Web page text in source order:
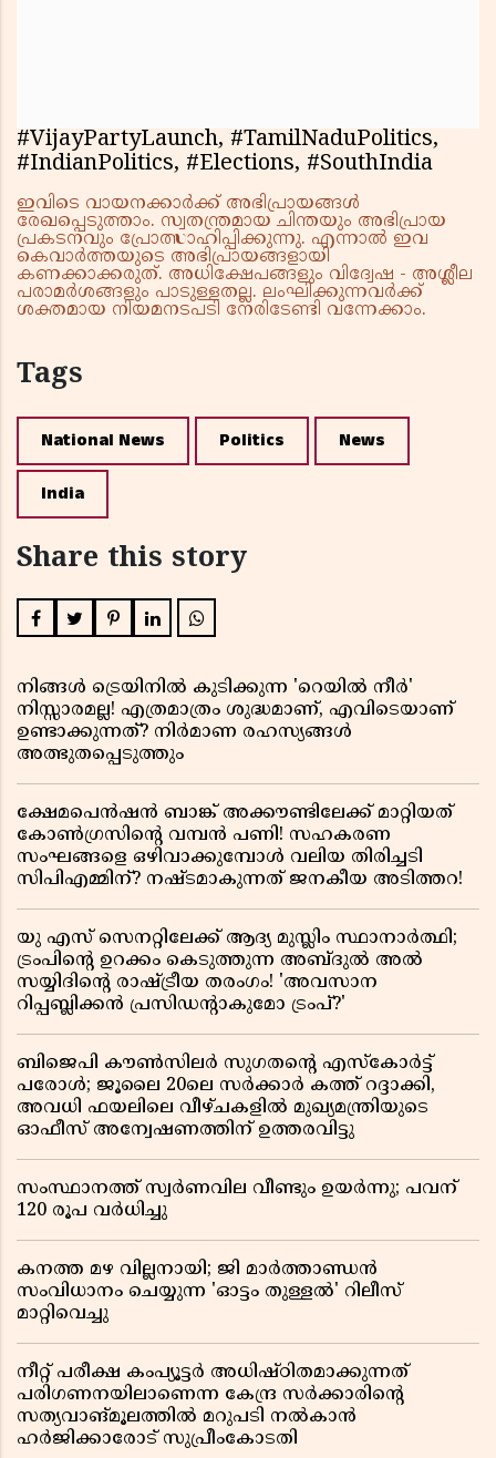
#VijayPartyLaunch, #TamilNaduPolitics,
#IndianPolitics, #Elections, #SouthIndia
ഇവിടെ വായനക്കാർക്ക് അഭിപ്രായങ്ങൾ
രേഖപ്പെടുത്താം. സ്വതന്ത്രമായ ചിന്തയും അഭിപ്രായ
പ്രകടനവും പ്രോത്സാഹിപ്പിക്കുന്നു. എന്നാൽ ഇവ
കെവാർത്തയുടെ അഭിപ്രായങ്ങളായി
കണക്കാക്കരുത്. അധിക്ഷേപങ്ങളും വിദ്വേഷ - അശ്ലീല
പരാമർശങ്ങളും പാടുള്ളതല്ല. ലംഘിക്കുന്നവർക്ക്
ശക്തമായ നിയമനടപടി നേരിടേണ്ടി വന്നേക്കാം.
Tags
National News Politics News
India
Share this story
നിങ്ങൾ ട്രെയിനിൽ കുടിക്കുന്ന 'റെയിൽ നീർ'
നിസ്സാരമല്ല! എത്രമാത്രം ശുദ്ധമാണ്, എവിടെയാണ്
ഉണ്ടാക്കുന്നത്? നിർമാണ രഹസ്യങ്ങൾ
അത്ഭുതപ്പെടുത്തും
ക്ഷേമപെൻഷൻ ബാങ്ക് അക്കൗണ്ടിലേക്ക് മാറ്റിയത്
കോൺഗ്രസിന്റെ വമ്പൻ പണി! സഹകരണ
സംഘങ്ങളെ ഒഴിവാക്കുമ്പോൾ വലിയ തിരിച്ചടി
സിപിഎമ്മിന്? നഷ്ടമാകുന്നത് ജനകീയ അടിത്തറ!
യു എസ് സെനറ്റിലേക്ക് ആദ്യ മുസ്ലിം സ്ഥാനാർത്ഥി;
ട്രംപിന്റെ ഉറക്കം കെടുത്തുന്ന അബ്ദുൽ അൽ
സയ്യിദിന്റെ രാഷ്ട്രീയ തരംഗം! 'അവസാന
റിപ്പബ്ലിക്കൻ പ്രസിഡന്റാകുമോ ട്രംപ്?'
ബിജെപി കൗൺസിലർ സുഗതന്റെ എസ്‌കോർട്ട്
പരോൾ; ജൂലൈ 20ലെ സർക്കാർ കത്ത് റദ്ദാക്കി,
അവധി ഫയലിലെ വീഴ്ചകളിൽ മുഖ്യമന്ത്രിയുടെ
ഓഫീസ് അന്വേഷണത്തിന് ഉത്തരവിട്ടു
സംസ്ഥാനത്ത് സ്വര്‍ണവില വീണ്ടും ഉയർന്നു; പവന്
120 രൂപ വര്‍ധിച്ചു
കനത്ത മഴ വില്ലനായി; ജി മാർത്താണ്ഡൻ
സംവിധാനം ചെയ്യുന്ന 'ഓട്ടം തുള്ളൽ' റിലീസ്
മാറ്റിവെച്ചു
നീറ്റ് പരീക്ഷ കംപ്യൂട്ടർ അധിഷ്ഠിതമാക്കുന്നത്
പരിഗണനയിലാണെന്ന കേന്ദ്ര സർക്കാരിൻ്റെ
സത്യവാങ്മൂലത്തിൽ മറുപടി നൽകാൻ
ഹർജിക്കാരോട് സുപ്രീംകോടതി